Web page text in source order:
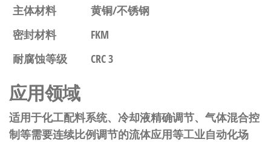
主体材料
黄铜/不锈钢
密封材料
FKM
耐腐蚀等级
CRC 3
应用领域
适用于化工配料系统、冷却液精确调节、气体混合控
制等需要连续比例调节的流体应用等工业自动化场